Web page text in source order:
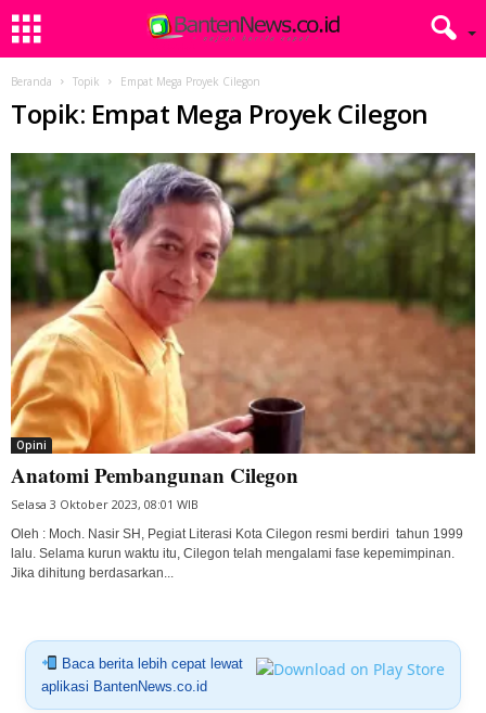
Beranda Topik Empat Mega Proyek Cilegon
Topik: Empat Mega Proyek Cilegon
Opini
Anatomi Pembangunan Cilegon
Selasa 3 Oktober 2023, 08:01 WIB
Oleh : Moch. Nasir SH, Pegiat Literasi Kota Cilegon resmi berdiri tahun 1999
lalu. Selama kurun waktu itu, Cilegon telah mengalami fase kepemimpinan.
Jika dihitung berdasarkan...
Baca berita lebih cepat lewat
aplikasi BantenNews.co.id